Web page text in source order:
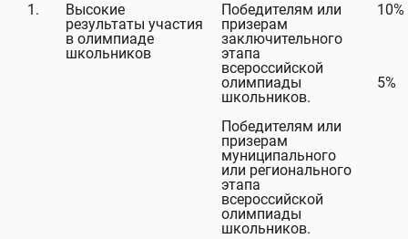
1.
Высокие
результаты участия
в олимпиаде
школьников
Победителям или
призерам
заключительного
этапа
всероссийской
олимпиады
школьников.
Победителям или
призерам
муниципального
или регионального
этапа
всероссийской
олимпиады
школьников.
10%
5%